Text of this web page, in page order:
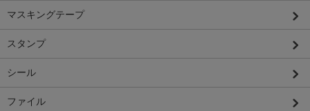
マスキングテープ
スタンプ
シール
ファイル